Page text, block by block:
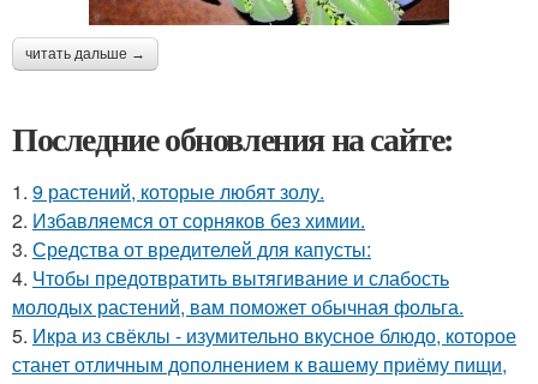
читать дальше →
Последние обновления на сайте:
1. 9 растений, которые любят золу.
2. Избавляемся от сорняков без химии.
3. Средства от вредителей для капусты:
4. Чтобы предотвратить вытягивание и слабость
молодых растений, вам поможет обычная фольга.
5. Икра из свёклы - изумительно вкусное блюдо, которое
станет отличным дополнением к вашему приёму пищи,